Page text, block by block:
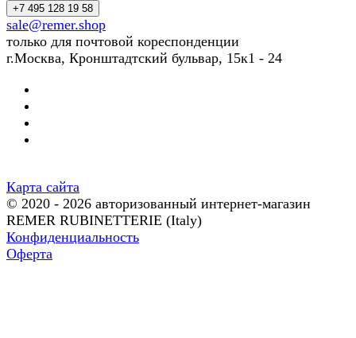
+7 495 128 19 58
sale@remer.shop
только для почтовой кореспонденции
г.Москва, Кронштадтский бульвар, 15к1 - 24
Карта сайта
© 2020 - 2026 авторизованный интернет-магазин
REMER RUBINETTERIE (Italy)
Конфиденциальность
Оферта